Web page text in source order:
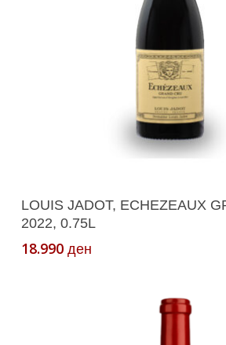
Додади Во
LOUIS JADOT, ECHEZEAUX
2022, 0.75L
18.990 ден